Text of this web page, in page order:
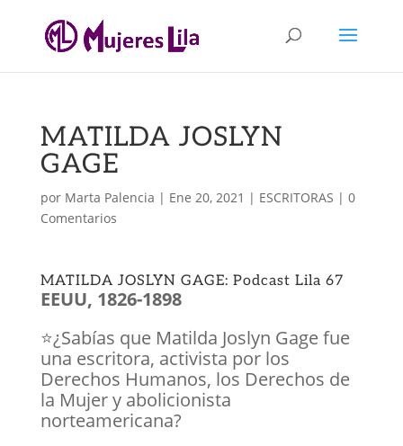
MATILDA JOSLYN
GAGE
por Marta Palencia | Ene 20, 2021 | ESCRITORAS | 0
Comentarios
MATILDA JOSLYN GAGE: Podcast Lila 67
EEUU, 1826-1898
⭐️¿Sabías que Matilda Joslyn Gage fue
una escritora, activista por los
Derechos Humanos, los Derechos de
la Mujer y abolicionista
norteamericana?